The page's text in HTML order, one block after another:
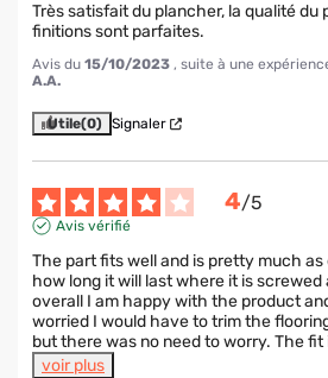
Très satisfait du plancher, la qualité du
finitions sont parfaites.
Avis du 15/10/2023 , suite à une
A.A.
Utile(0) Signaler
4/5
Avis vérifié
The part fits well and is pretty much
how long it will last where it is
overall I am happy with the product
worried I would have to trim the
but there was no need to worry. The fit
voir plus